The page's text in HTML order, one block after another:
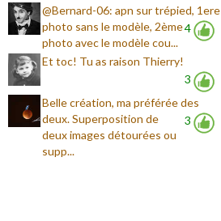
4
@Bernard-06: apn sur trépied, 1ere
photo sans le modèle, 2ème
photo avec le modèle cou...
3
Et toc! Tu as raison Thierry!
3
Belle création, ma préférée des
deux. Superposition de
deux images détourées ou
supp...